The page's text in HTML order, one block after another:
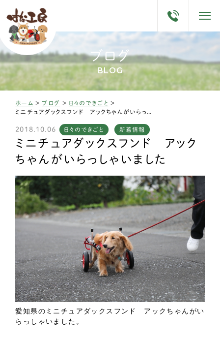
ブログ
BLOG
ホーム >ブログ > 日々のできごと >
2018.10.06 日々のできごと 新着情報
ミニチュアダックスフンド アック
ちゃんがいらっしゃいました
愛知県のミニチュアダックスフンド アックちゃんがい
らっしゃいました。